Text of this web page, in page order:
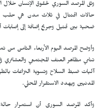
وثق المرصد السوري لحقوق الإنسان
ضحية بين قتيل وجريح إضافة إلى إصابات
وأوضح المرصد اليوم الأربعاء الثامن من
تنامي مظاهر العنف المجتمعي
آليات ضبط السلاح وتسوية النزاعات
المدنيين ويهدد الاستقرار المحلي.
وأكد المرصد السوري أن استمرار